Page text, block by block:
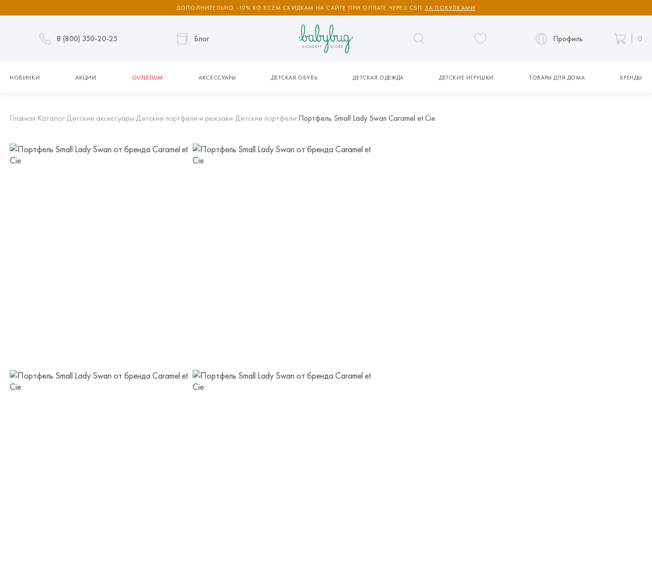
ДОПОЛНИТЕЛЬНО -10% КО ВСЕМ СКИДКАМ НА САЙТЕ ПРИ ОПЛАТЕ ЧЕРЕЗ СБП ЗА ПОКУПКАМИ
8 (800) 350-20-25 Блог Профиль 0
НОВИНКИ АКЦИИ OUTLETIUM АКСЕССУАРЫ ДЕТСКАЯ ОБУВЬ ДЕТСКАЯ ОДЕЖДА ДЕТСКИЕ ИГРУШКИ ТОВАРЫ ДЛЯ ДОМА БРЕНДЫ
Главная Каталог Детские аксессуары Детские портфели и рюкзаки Детские портфели Портфель Small Lady Swan Caramel et Cie